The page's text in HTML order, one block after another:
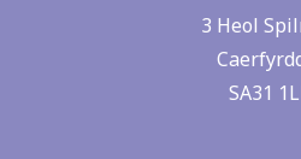
3 Heol
SA31